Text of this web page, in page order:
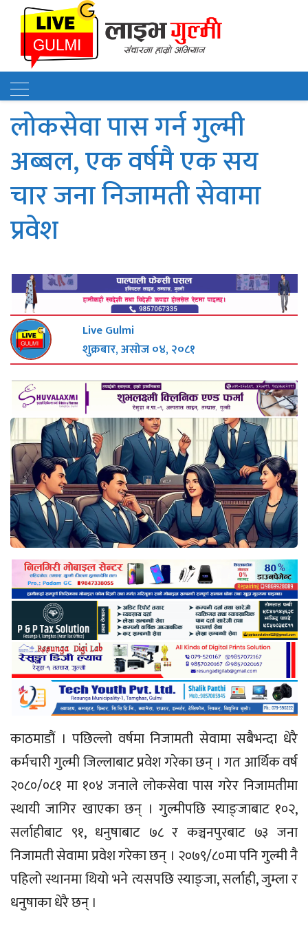
लोकसेवा पास गर्न गुल्मी
अब्बल, एक वर्षमै एक सय
चार जना निजामती सेवामा
प्रवेश
Live Gulmi
शुक्रबार, असोज ०४, २०८१
काठमाडौं । पछिल्लो वर्षमा निजामती सेवामा सबैभन्दा धेरै
कर्मचारी गुल्मी जिल्लाबाट प्रवेश गरेका छन् । गत आर्थिक वर्ष
२०८०/०८१ मा १०४ जनाले लोकसेवा पास गरेर निजामतीमा
स्थायी जागिर खाएका छन् । गुल्मीपछि स्याङ्जाबाट १०२,
सर्लाहीबाट ९१, धनुषाबाट ७८ र कञ्चनपुरबाट ७३ जना
निजामती सेवामा प्रवेश गरेका छन् । २०७९/८०मा पनि गुल्मी नै
पहिलो स्थानमा थियो भने त्यसपछि स्याङ्जा, सर्लाही, जुम्ला र
धनुषाका धेरै छन् ।